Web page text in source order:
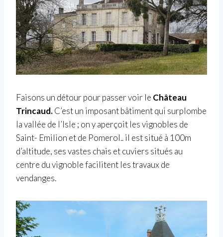
Faisons un détour pour passer voir le Château
Trincaud.C’est un imposant bâtiment qui surplombe
la vallée de l’Isle ; on y aperçoit les vignobles de
Saint- Emilion et de Pomerol.. il est situé à 100m
d’altitude, ses vastes chais et cuviers situés au
centre du vignoble facilitent les travaux de
vendanges.